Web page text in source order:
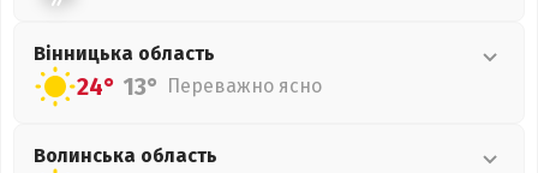
Вінницька область
24° 13° Переважно ясно
Волинська область